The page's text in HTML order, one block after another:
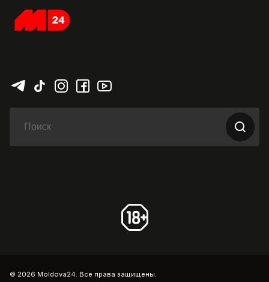
© 2026 Moldova24. Все права защищены.